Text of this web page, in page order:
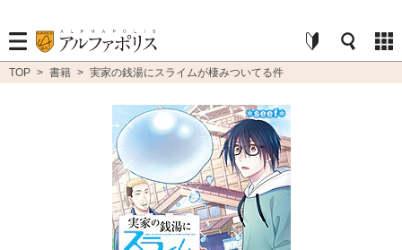
TOP > 書籍 > 実家の銭湯にスライムが棲みついてる件